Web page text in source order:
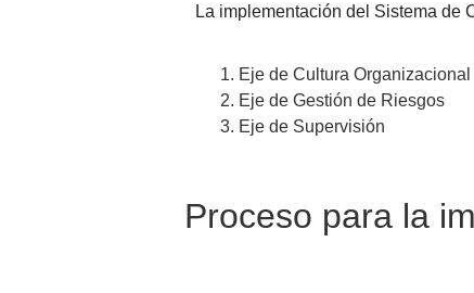
La implementación del Sistema de
Eje de Cultura Organizacional
Eje de Gestión de Riesgos
Eje de Supervisión
Proceso para la